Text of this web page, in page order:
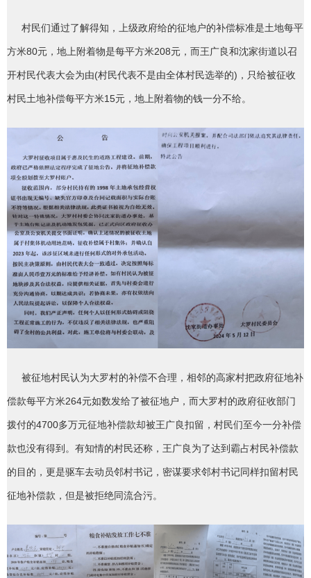
村民们通过了解得知，上级政府给的征地户的补偿标准是土地每平
方米80元，地上附着物是每平方米208元，而王广良和沈家街道以召
开村民代表大会为由(村民代表不是由全体村民选举的)，只给被征收
村民土地补偿每平方米15元，地上附着物的钱一分不给。
被征地村民认为大罗村的补偿不合理，相邻的高家村把政府征地补
偿款每平方米264元如数发给了被征地户，而大罗村的政府征收部门
拨付的4700多万元征地补偿款却被王广良扣留，村民们至今一分补偿
款也没有得到。有知情的村民还称，王广良为了达到霸占村民补偿款
的目的，更是驱车去动员邻村书记，密谋要求邻村书记同样扣留村民
征地补偿款，但是被拒绝同流合污。